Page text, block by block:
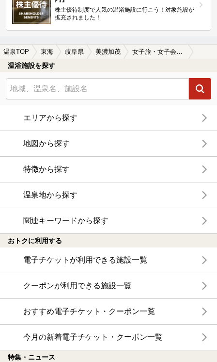
株主優待制度で人気の温浴施設に行こう！対象施設が
拡充されました！
温泉TOP 東海 岐阜県 美濃加茂 女子旅・女子会におすすめの美濃加茂の温泉、日帰り温泉、スーパー銭湯おすすめ
温浴施設を探す
エリアから探す
地図から探す
特徴から探す
温泉地から探す
関連キーワードから探す
おトクに利用する
電子チケットが利用できる施設一覧
クーポンが利用できる施設一覧
おすすめ電子チケット・クーポン一覧
今月の新着電子チケット・クーポン一覧
特集・ニュース